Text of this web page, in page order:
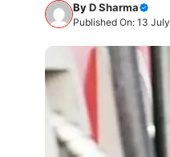
ByD Sharma
Published On: 13